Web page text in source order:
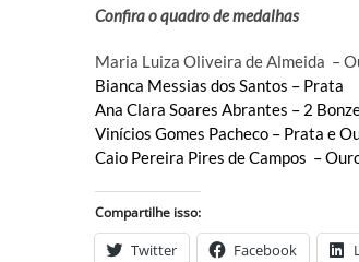
Confira o quadro de medalhas
Maria Luiza Oliveira de Almeida –
Bianca Messias dos Santos – Prata
Ana Clara Soares Abrantes – 2
Vinícios Gomes Pacheco – Prata e
Caio Pereira Pires de Campos –
Compartilhe isso:
Twitter Facebook